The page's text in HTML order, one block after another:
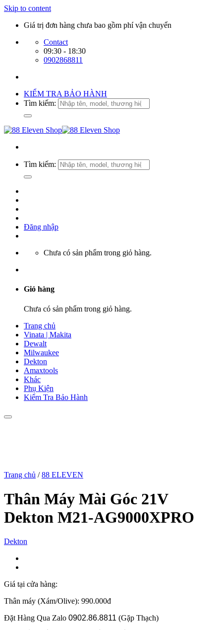
Skip to content
Giá trị đơn hàng chưa bao gồm phí vận chuyển
Contact
09:30 - 18:30
0902868811
KIỂM TRA BẢO HÀNH
Tìm kiếm:
Tìm kiếm:
Đăng nhập
Chưa có sản phẩm trong giỏ hàng.
Giỏ hàng
Chưa có sản phẩm trong giỏ hàng.
Trang chủ
Vinata | Makita
Dewalt
Milwaukee
Dekton
Amaxtools
Khác
Phụ Kiện
Kiểm Tra Bảo Hành
Trang chủ / 88 ELEVEN
Thân Máy Mài Góc 21V
Dekton M21-AG9000XPRO
Dekton
Giá tại cửa hàng:
Thân máy (Xám/Olive): 990.000đ
Đặt Hàng Qua Zalo 0902.86.8811 (Gặp Thạch)